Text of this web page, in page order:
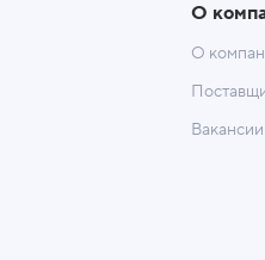
О
О
Вакансии